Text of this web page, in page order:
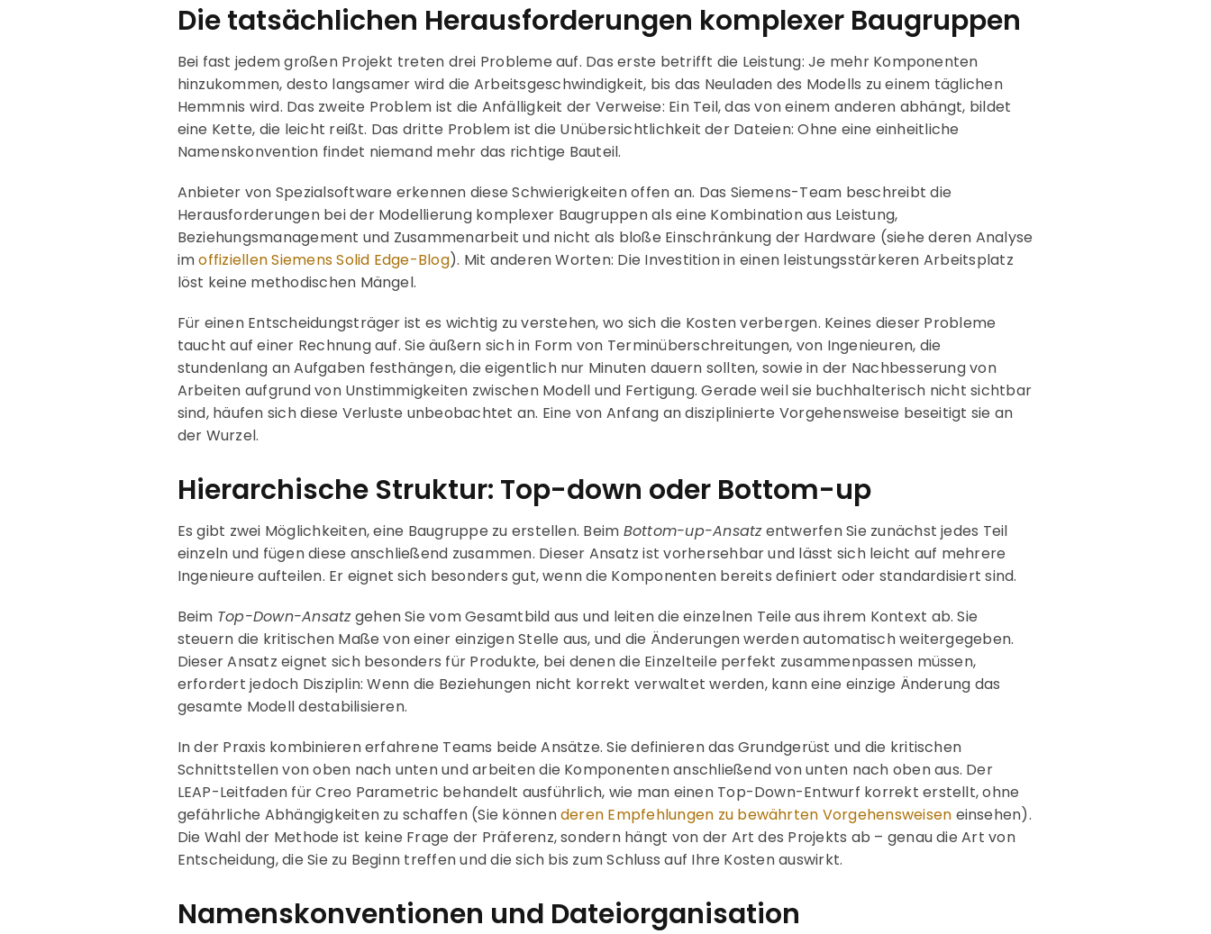
Die tatsächlichen Herausforderungen komplexer Baugruppen
Bei fast jedem großen Projekt treten drei Probleme auf. Das erste betrifft die Leistung: Je mehr Komponenten
hinzukommen, desto langsamer wird die Arbeitsgeschwindigkeit, bis das Neuladen des Modells zu einem täglichen
Hemmnis wird. Das zweite Problem ist die Anfälligkeit der Verweise: Ein Teil, das von einem anderen abhängt, bildet
eine Kette, die leicht reißt. Das dritte Problem ist die Unübersichtlichkeit der Dateien: Ohne eine einheitliche
Namenskonvention findet niemand mehr das richtige Bauteil.
Anbieter von Spezialsoftware erkennen diese Schwierigkeiten offen an. Das Siemens-Team beschreibt die
Herausforderungen bei der Modellierung komplexer Baugruppen als eine Kombination aus Leistung,
Beziehungsmanagement und Zusammenarbeit und nicht als bloße Einschränkung der Hardware (siehe deren Analyse
imoffiziellen Siemens Solid Edge-Blog). Mit anderen Worten: Die Investition in einen leistungsstärkeren Arbeitsplatz
löst keine methodischen Mängel.
Für einen Entscheidungsträger ist es wichtig zu verstehen, wo sich die Kosten verbergen. Keines dieser Probleme
taucht auf einer Rechnung auf. Sie äußern sich in Form von Terminüberschreitungen, von Ingenieuren, die
stundenlang an Aufgaben festhängen, die eigentlich nur Minuten dauern sollten, sowie in der Nachbesserung von
Arbeiten aufgrund von Unstimmigkeiten zwischen Modell und Fertigung. Gerade weil sie buchhalterisch nicht sichtbar
sind, häufen sich diese Verluste unbeobachtet an. Eine von Anfang an disziplinierte Vorgehensweise beseitigt sie an
der Wurzel.
Hierarchische Struktur: Top-down oder Bottom-up
Es gibt zwei Möglichkeiten, eine Baugruppe zu erstellen. Beim Bottom-up-Ansatzentwerfen Sie zunächst jedes Teil
einzeln und fügen diese anschließend zusammen. Dieser Ansatz ist vorhersehbar und lässt sich leicht auf mehrere
Ingenieure aufteilen. Er eignet sich besonders gut, wenn die Komponenten bereits definiert oder standardisiert sind.
Beim Top-Down-Ansatzgehen Sie vom Gesamtbild aus und leiten die einzelnen Teile aus ihrem Kontext ab. Sie
steuern die kritischen Maße von einer einzigen Stelle aus, und die Änderungen werden automatisch weitergegeben.
Dieser Ansatz eignet sich besonders für Produkte, bei denen die Einzelteile perfekt zusammenpassen müssen,
erfordert jedoch Disziplin: Wenn die Beziehungen nicht korrekt verwaltet werden, kann eine einzige Änderung das
gesamte Modell destabilisieren.
In der Praxis kombinieren erfahrene Teams beide Ansätze. Sie definieren das Grundgerüst und die kritischen
Schnittstellen von oben nach unten und arbeiten die Komponenten anschließend von unten nach oben aus. Der
LEAP-Leitfaden für Creo Parametric behandelt ausführlich, wie man einen Top-Down-Entwurf korrekt erstellt, ohne
gefährliche Abhängigkeiten zu schaffen (Sie könnenderen Empfehlungen zu bewährten Vorgehensweisen einsehen).
Die Wahl der Methode ist keine Frage der Präferenz, sondern hängt von der Art des Projekts ab – genau die Art von
Entscheidung, die Sie zu Beginn treffen und die sich bis zum Schluss auf Ihre Kosten auswirkt.
Namenskonventionen und Dateiorganisation